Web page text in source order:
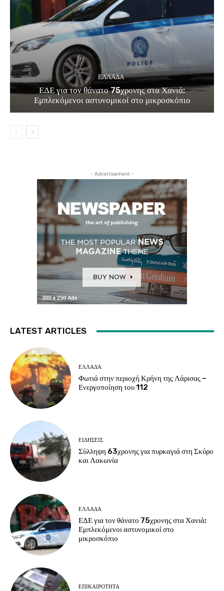
ΕΛΛΑΔΑ
ΕΔΕ για τον θάνατο 75χρονης στα Χανιά:
Εμπλεκόμενοι αστυνομικοί στο μικροσκόπιο
- Advertisement -
LATEST ARTICLES
ΕΛΛΑΔΑ
Φωτιά στην περιοχή Κρήνη της Λάρισας –
Ενεργοποίηση του 112
ΕΙΔΗΣΕΙΣ
Σύλληψη 63χρονης για πυρκαγιά στη Σκύρο
και Λακωνία
ΕΛΛΑΔΑ
ΕΔΕ για τον θάνατο 75χρονης στα Χανιά:
Εμπλεκόμενοι αστυνομικοί στο
μικροσκόπιο
ΕΠΙΚΑΙΡΟΤΗΤΑ